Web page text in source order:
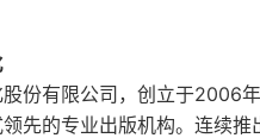
份有限公司，创立于2006
先的专业出版机构。连续